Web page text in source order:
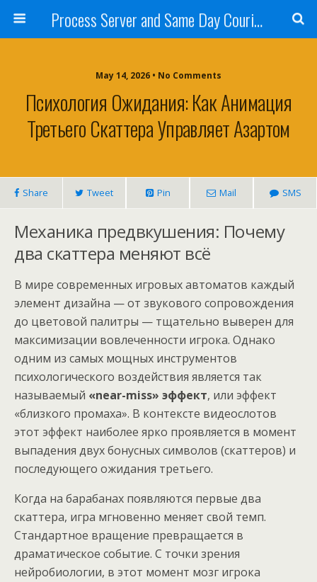
Process Server and Same Day Courier Services- San Diego|Orange County|Los Angeles
May 14, 2026 • No Comments
Психология Ожидания: Как Анимация
Третьего Скаттера Управляет Азартом
Share Tweet Pin Mail SMS
Механика предвкушения: Почему
два скаттера меняют всё
В мире современных игровых автоматов каждый
элемент дизайна — от звукового сопровождения
до цветовой палитры — тщательно выверен для
максимизации вовлеченности игрока. Однако
одним из самых мощных инструментов
психологического воздействия является так
называемый «near-miss» эффект, или эффект
«близкого промаха». В контексте видеослотов
этот эффект наиболее ярко проявляется в момент
выпадения двух бонусных символов (скаттеров) и
последующего ожидания третьего.
Когда на барабанах появляются первые два
скаттера, игра мгновенно меняет свой темп.
Стандартное вращение превращается в
драматическое событие. С точки зрения
нейробиологии, в этот момент мозг игрока